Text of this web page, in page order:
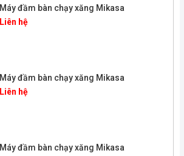
Máy đầm bàn chạy xăng Mikasa
Liên hệ
Máy đầm bàn chạy xăng Mikasa
Liên hệ
Máy đầm bàn chạy xăng Mikasa